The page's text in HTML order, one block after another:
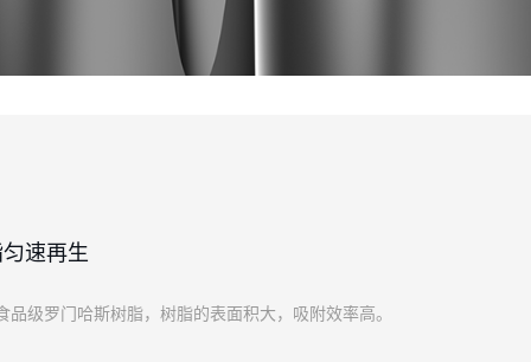
速再生
品级罗门哈斯树脂，树脂的表面积大，吸附效率高。